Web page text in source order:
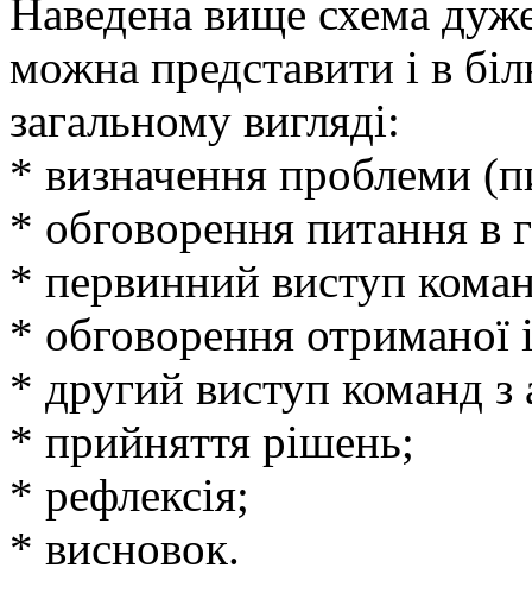
Наведена вище схема
можна представити і в
загальному вигляді:
* визначення проблеми
* обговорення питання в
* первинний виступ
* обговорення отриманої
* другий виступ команд
* прийняття рішень;
* рефлексія;
* висновок.